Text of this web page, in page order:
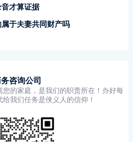
才算证据
于夫妻共同财产吗
咨询公司
您的家庭，是我们的职责所在！办好每
我们任务是侠义人的信仰！